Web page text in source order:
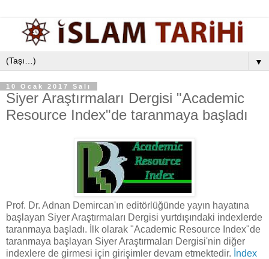
▼
10 Ocak 2017 Salı
Siyer Araştırmaları Dergisi "Academic
Resource Index"de taranmaya başladı
Prof. Dr. Adnan Demircan'ın editörlüğünde yayın hayatına
başlayan Siyer Araştırmaları Dergisi yurtdışındaki indexlerde
taranmaya başladı. İlk olarak "Academic Resource Index"de
taranmaya başlayan Siyer Araştırmaları Dergisi'nin diğer
indexlere de girmesi için girişimler devam etmektedir. İndex